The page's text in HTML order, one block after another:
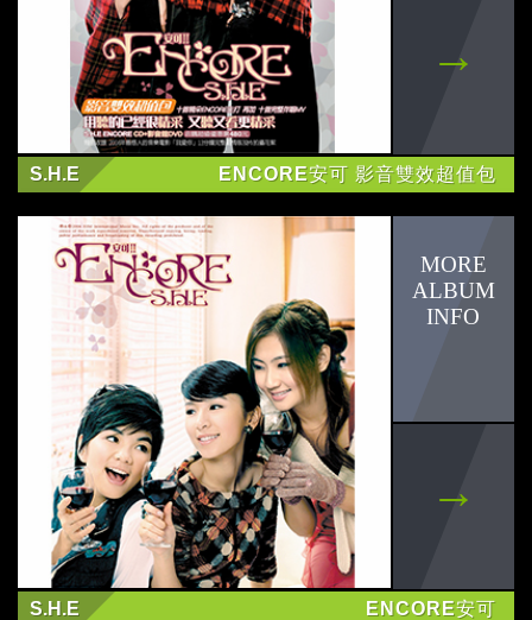
Rumbbell
炎亞綸
福原愛
詹皓晴
辰亦儒
江宏傑
郭品超
陳嘉樺
彎彎
徐子凡
S.H.E ENCORE安可 影音雙效超值包
S.H.E ENCORE安可